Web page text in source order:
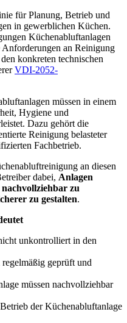
für Planung, Betrieb und
in gewerblichen Küchen.
Küchenabluftanlagen
an Reinigung
konkreten technischen
VDI-2052-
müssen in einem
Hygiene und
Dazu gehört die
Reinigung belasteter
Fachbetrieb.
an diesen
dabei, Anlagen
zu
zu gestalten.
unkontrolliert in den
geprüft und
müssen nachvollziehbar
der Küchenabluftanlage